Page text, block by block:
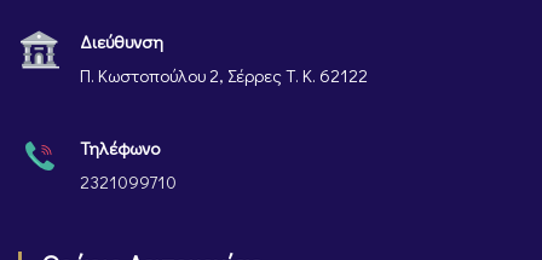
Διεύθυνση
Π. Κωστοπούλου 2, Σέρρες Τ. Κ. 62122
Τηλέφωνο
2321099710